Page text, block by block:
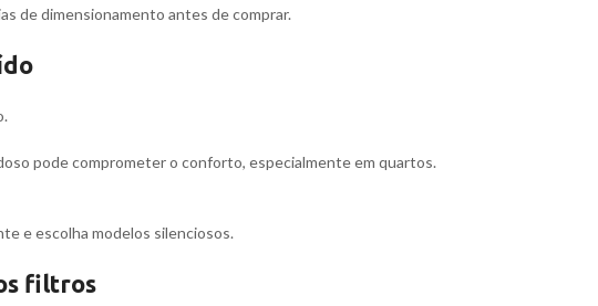
de dimensionamento antes de comprar.
pode comprometer o conforto, especialmente em quartos.
e escolha modelos silenciosos.
filtros